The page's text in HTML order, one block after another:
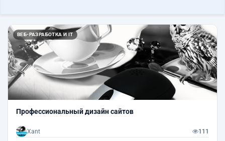
ВЕБ-РАЗРАБОТКА И IT
Профессиональный дизайн сайтов
Xant 111